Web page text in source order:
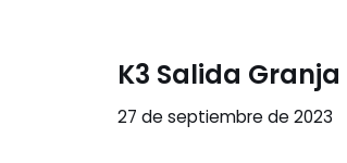
K3 Salida Granja
27 de septiembre de 2023